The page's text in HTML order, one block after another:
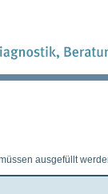
ausgefüllt